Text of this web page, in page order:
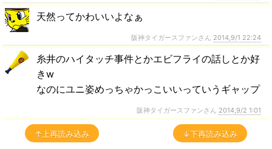
天然ってかわいいよなぁ
阪神タイガースファンさん 2014,9/1 22:24
糸井のハイタッチ事件とかエビフライの話しとか好
きw
なのにユニ姿めっちゃかっこいいっていうギャップ
阪神タイガースファンさん 2014,9/2 1:01
↑上再読み込み ↓下再読み込み